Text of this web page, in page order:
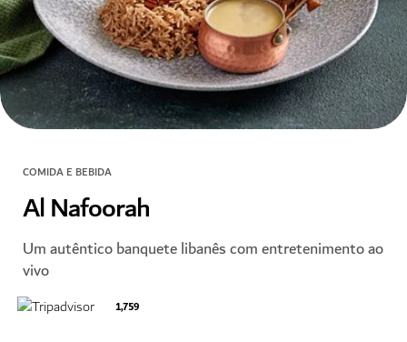
COMIDA E BEBIDA
Al Nafoorah
Um autêntico banquete libanês com entretenimento ao
vivo
1,759